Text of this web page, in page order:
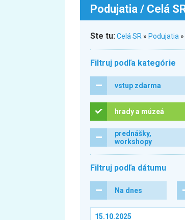
Podujatia / Celá
Ste tu:Celá SR » Podujatia
Filtruj podľa kategórie
vstup zdarma
hrady a múzeá
prednášky,
workshopy
Filtruj podľa dátumu
Na dnes